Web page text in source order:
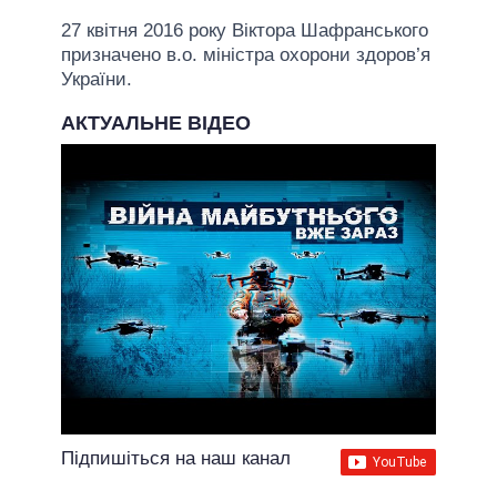
27 квітня 2016 року Віктора Шафранського
призначено в.о. міністра охорони здоров’я
України.
АКТУАЛЬНЕ ВІДЕО
Підпишіться на наш канал